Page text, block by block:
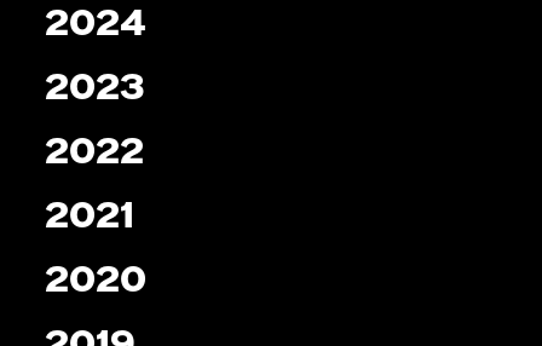
2024
2023
2022
2021
2020